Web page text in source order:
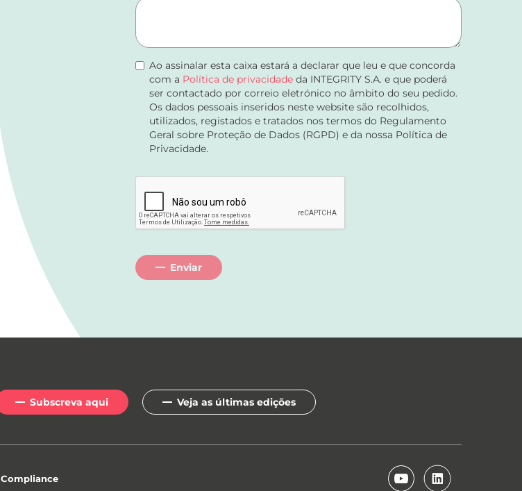
Ao assinalar esta caixa estará a declarar que leu e que concorda
com a Política de privacidade da INTEGRITY S.A. e que poderá
ser contactado por correio eletrónico no âmbito do seu pedido.
Os dados pessoais inseridos neste website são recolhidos,
utilizados, registados e tratados nos termos do Regulamento
Geral sobre Proteção de Dados (RGPD) e da nossa Política de
Privacidade.
Enviar
Subscreva aqui Veja as últimas edições
Compliance